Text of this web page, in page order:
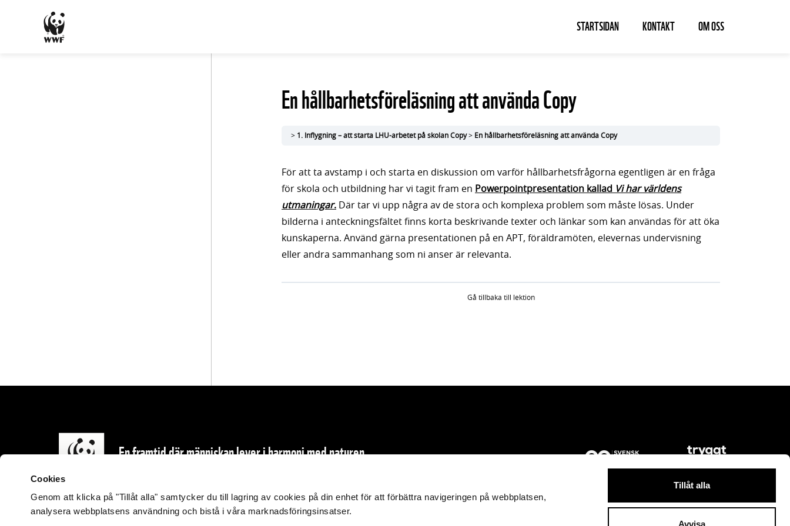
Cookies
Genom att klicka på "Tillåt alla" samtycker du till lagring av cookies på din enhet för att förbättra navigeringen på webbplatsen,
analysera webbplatsens användning och bistå i våra marknadsföringsinsatser.
Tillåt alla
Avvisa
STARTSIDAN KONTAKT OM OSS
En hållbarhetsföreläsning att använda Copy
1. Inflygning – att starta LHU-arbetet på skolan Copy En hållbarhetsföreläsning att använda Copy
För att ta avstamp i och starta en diskussion om varför hållbarhetsfrågorna egentligen är en fråga
för skola och utbildning har vi tagit fram en Powerpointpresentation kallad Vi har världens
utmaningar. Där tar vi upp några av de stora och komplexa problem som måste lösas. Under
bilderna i anteckningsfältet finns korta beskrivande texter och länkar som kan användas för att öka
kunskaperna. Använd gärna presentationen på en APT, föräldramöten, elevernas undervisning
eller andra sammanhang som ni anser är relevanta.
Gå tillbaka till lektion
En framtid där människan lever i harmoni med naturen
© 2021 Stiftelsen Världsnaturfonden WWF.